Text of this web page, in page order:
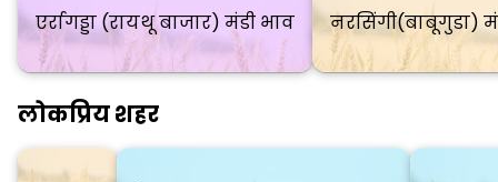
एर्रागड्डा (रायथू बाजार) मंडी भाव नरसिंगी(बाबूगुडा)
लोकप्रिय शहर